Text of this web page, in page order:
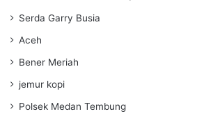
Serda Garry Busia
Aceh
Bener Meriah
jemur kopi
Polsek Medan Tembung